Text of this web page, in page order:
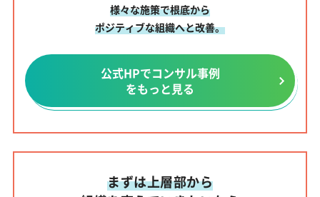
様々な施策で根底から
ポジティブな組織へと改善。
公式HPでコンサル事例
をもっと見る
まずは上層部から